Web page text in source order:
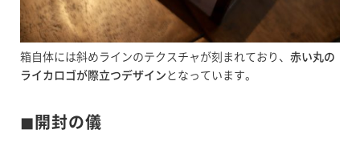
箱自体には斜めラインのテクスチャが刻まれており、 赤い丸の
ライカロゴが際立つデザイン となっています。
◼︎開封の儀